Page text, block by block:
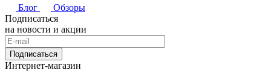
Блог
Обзоры
Подписаться
на новости и акции
Подписаться
Интернет-магазин